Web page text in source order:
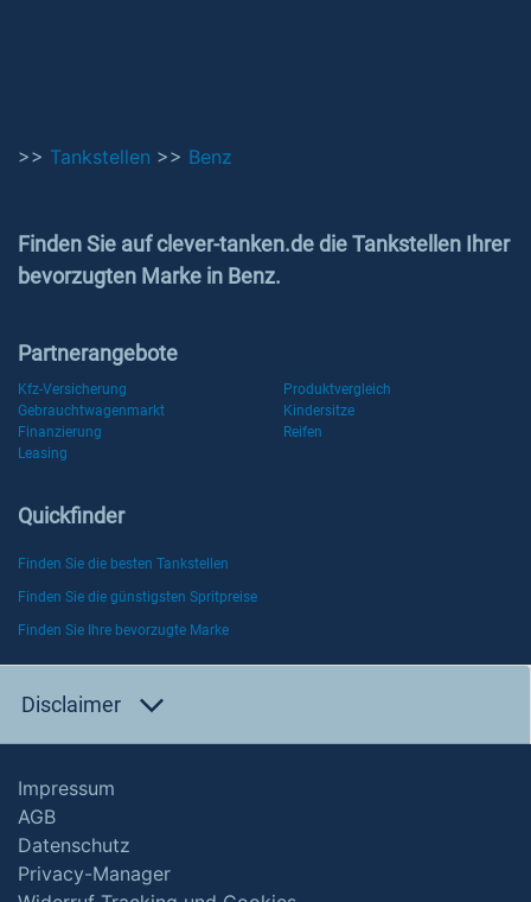
>> Tankstellen >> Benz
Finden Sie auf clever-tanken.de die Tankstellen Ihrer
bevorzugten Marke in Benz.
Partnerangebote
Kfz-Versicherung
Produktvergleich
Gebrauchtwagenmarkt
Kindersitze
Finanzierung
Reifen
Leasing
Quickfinder
Finden Sie die besten Tankstellen
Finden Sie die günstigsten Spritpreise
Finden Sie Ihre bevorzugte Marke
Disclaimer
Impressum
AGB
Datenschutz
Privacy-Manager